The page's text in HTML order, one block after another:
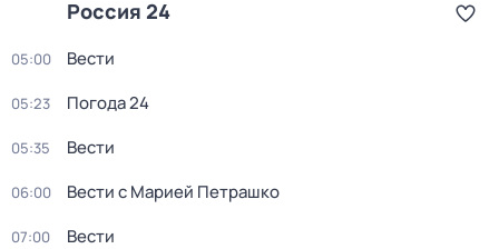
Россия 24
05:00 Вести
05:23 Погода 24
05:35 Вести
06:00 Вести с Марией Петрашко
07:00 Вести